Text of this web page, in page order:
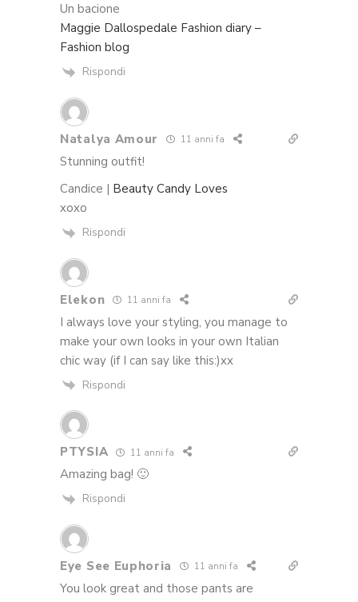
Un bacione
Maggie Dallospedale Fashion diary –
Fashion blog
Rispondi
Natalya Amour 11 anni fa
Stunning outfit!
Candice | Beauty Candy Loves
xoxo
Rispondi
Elekon 11 anni fa
I always love your styling, you manage to
make your own looks in your own Italian
chic way (if I can say like this:)xx
Rispondi
PTYSIA 11 anni fa
Amazing bag! 🙂
Rispondi
Eye See Euphoria 11 anni fa
You look great and those pants are